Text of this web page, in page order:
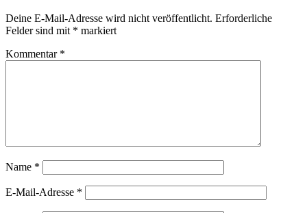
Deine E-Mail-Adresse wird nicht veröffentlicht. Erforderliche
Felder sind mit * markiert
Kommentar *
Name *
E-Mail-Adresse *